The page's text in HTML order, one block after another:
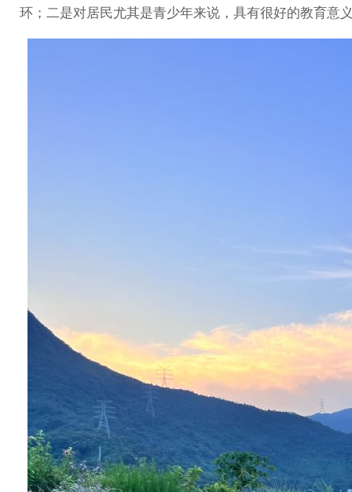
环；二是对居民尤其是青少年来说，具有很好的教育意